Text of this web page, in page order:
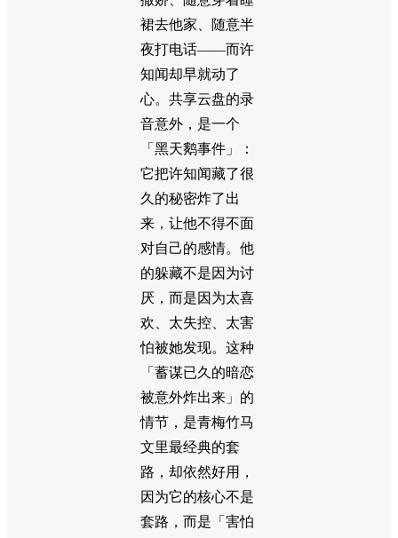
裙去他家、随意半
夜打电话——而许
知闻却早就动了
心。共享云盘的录
音意外，是一个
「黑天鹅事件」：
它把许知闻藏了很
久的秘密炸了出
来，让他不得不面
对自己的感情。他
的躲藏不是因为讨
厌，而是因为太喜
欢、太失控、太害
怕被她发现。这种
「蓄谋已久的暗恋
被意外炸出来」的
情节，是青梅竹马
文里最经典的套
路，却依然好用，
因为它的核心不是
套路，而是「害怕